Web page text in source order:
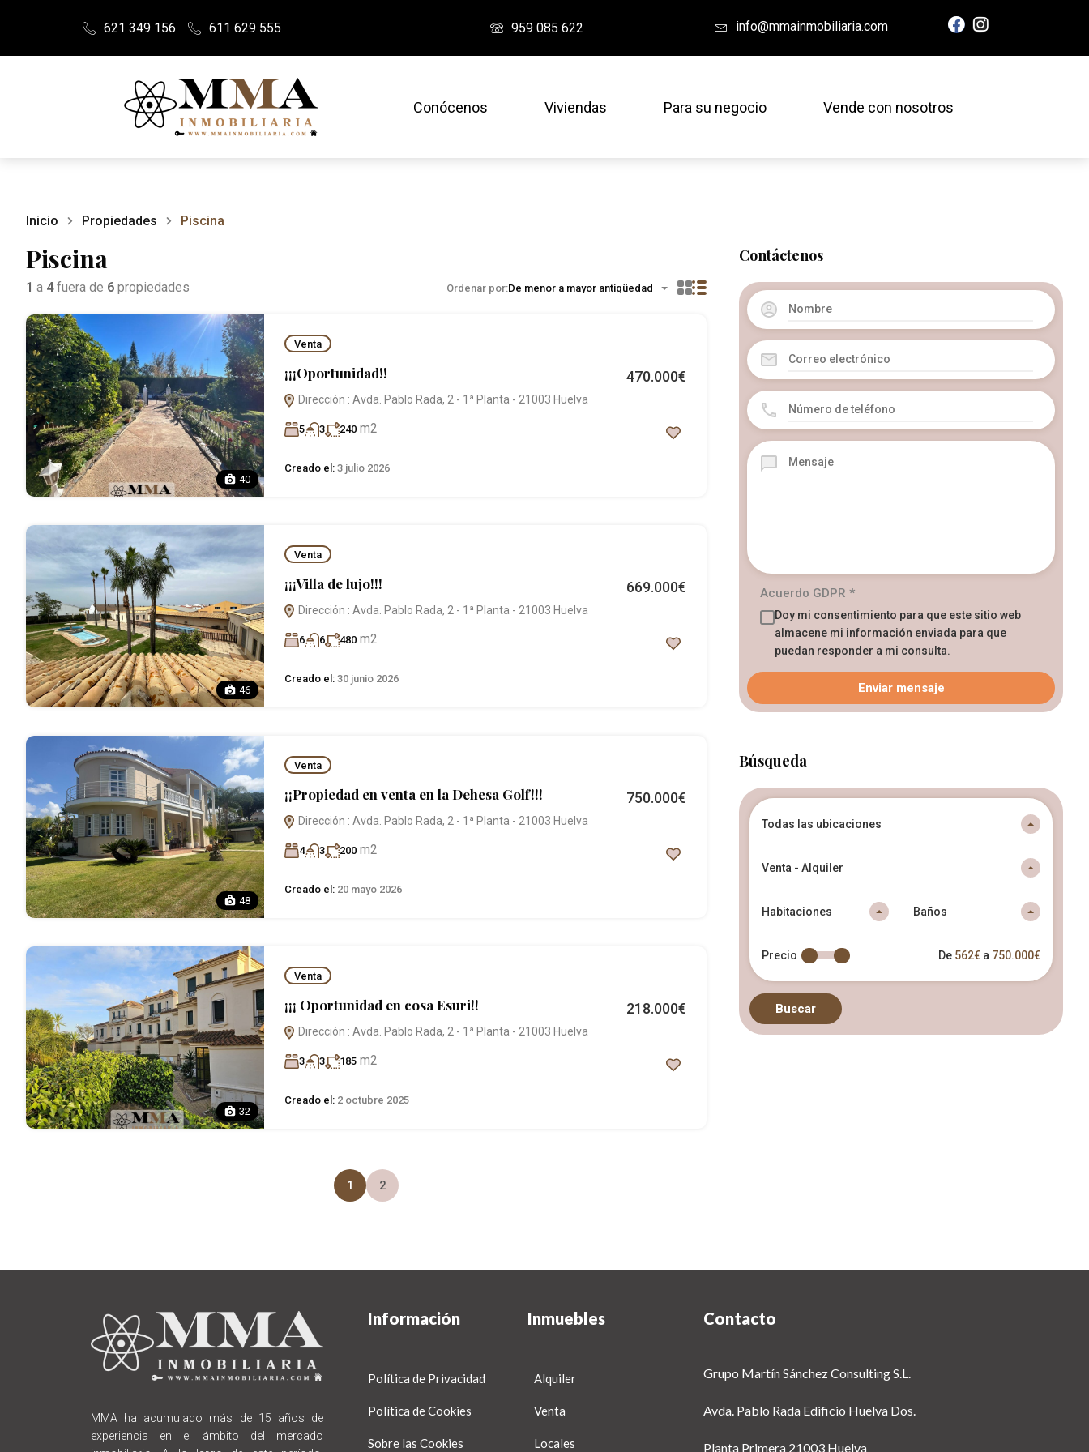
621 349 156 611 629 555 959 085 622 info@mmainmobiliaria.com
Conócenos Viviendas Para su negocio Vende con nosotros
Inicio Propiedades Piscina
Piscina
1 a 4fuera de 6 propiedades Ordenar por:De menor a mayor antigüedad
40
Venta
¡¡¡Oportunidad!!
Dirección : Avda. Pablo Rada, 2 - 1ª Planta - 21003 Huelva
470.000€
5 3 240 m2
Creado el: 3 julio 2026
46
Venta
¡¡¡Villa de lujo!!!
Dirección : Avda. Pablo Rada, 2 - 1ª Planta - 21003 Huelva
669.000€
6 6 480 m2
Creado el: 30 junio 2026
48
Venta
¡¡Propiedad en venta en la Dehesa Golf!!!
Dirección : Avda. Pablo Rada, 2 - 1ª Planta - 21003 Huelva
750.000€
4 3 200 m2
Creado el: 20 mayo 2026
32
Venta
¡¡¡ Oportunidad en cosa Esuri!!
Dirección : Avda. Pablo Rada, 2 - 1ª Planta - 21003 Huelva
218.000€
3 3 185 m2
Creado el: 2 octubre 2025
1 2
Contáctenos
Acuerdo GDPR *
Doy mi consentimiento para que este sitio web
almacene mi información enviada para que
puedan responder a mi consulta.
Búsqueda
Todas las ubicaciones
Venta - Alquiler
Habitaciones Baños
Precio De 562€ a 750.000€
Buscar
MMA ha acumulado más de 15 años de
experiencia en el ámbito del mercado
Información
Política de Privacidad
Política de Cookies
Sobre las Cookies
Inmuebles
Alquiler
Venta
Locales
Contacto
Grupo Martín Sánchez Consulting S.L.
Avda. Pablo Rada Edificio Huelva Dos.
Planta Primera 21003 Huelva